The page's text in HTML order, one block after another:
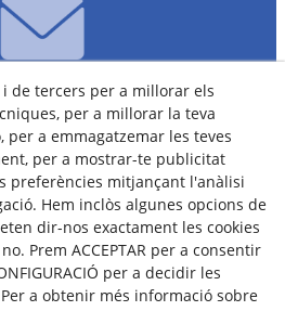
e-mail:
de tercers per a millorar els
per a millorar la teva
per a emmagatzemar les teves
per a mostrar-te publicitat
preferències mitjançant l'anàlisi
Hem inclòs algunes opcions de
dir-nos exactament les cookies
Prem ACCEPTAR per a consentir
per a decidir les
a obtenir més informació sobre